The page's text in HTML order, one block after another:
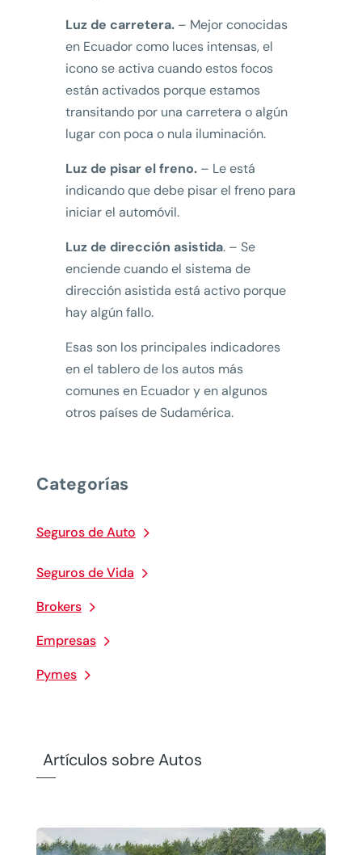
Categorías
Seguros de Auto
Seguros de Vida
Brokers
Empresas
Pymes
Luz de carretera.– Mejor conocidas
en Ecuador como luces intensas, el
icono se activa cuando estos focos
están activados porque estamos
transitando por una carretera o algún
lugar con poca o nula iluminación.
Luz de pisar el freno.– Le está
indicando que debe pisar el freno para
iniciar el automóvil.
Luz de dirección asistida. – Se
enciende cuando el sistema de
dirección asistida está activo porque
hay algún fallo.
Esas son los principales indicadores
en el tablero de los autos más
comunes en Ecuador y en algunos
otros países de Sudamérica.
Artículos sobre Autos